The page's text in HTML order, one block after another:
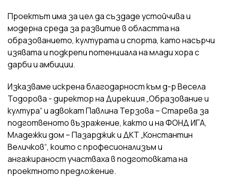
Проектът има за цел да създаде устойчива и
модерна среда за развитие в областта на
образованието, културата и спорта, като насърчи
изявата и подкрепи потенциала на млади хора с
дарби и амбиции.
Изказваме искрена благодарност към д-р Весела
Тодорова - директор на Дирекция „Образование и
култура“ и адвокат Павлина Терзова – Старева за
подготвеното възражение, както и на ФОНД ИГА,
Младежки дом – Пазарджик и ДКТ „Константин
Величков“, които с професионализъм и
ангажираност участваха в подготовката на
проектното предложение.